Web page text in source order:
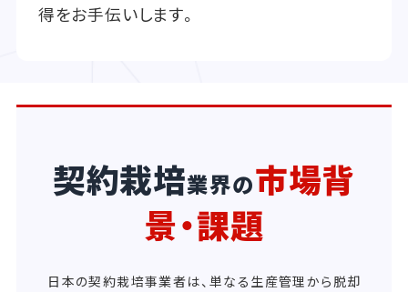
得をお手伝いします。
契約栽培業界の市場背
景・課題
日本の契約栽培事業者は、単なる生産管理から脱却